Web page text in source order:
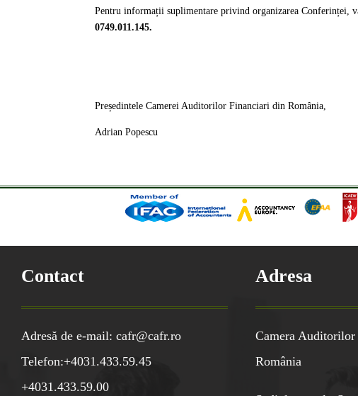
Pentru informații suplimentare privind organizarea Conferinței,
0749.011.145.
Președintele Camerei Auditorilor Financiari din România,
Adrian Popescu
Contact
Adresă de e-mail: cafr@cafr.ro
Telefon:+4031.433.59.45
+4031.433.59.00
Adresa
Camera
România